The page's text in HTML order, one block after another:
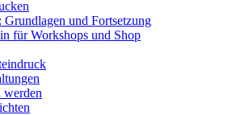
Grundlagen und Fortsetzung
für Workshops und Shop